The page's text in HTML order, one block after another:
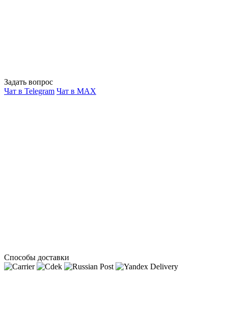
Задать вопрос
Чат в Telegram Чат в MAX
Способы доставки